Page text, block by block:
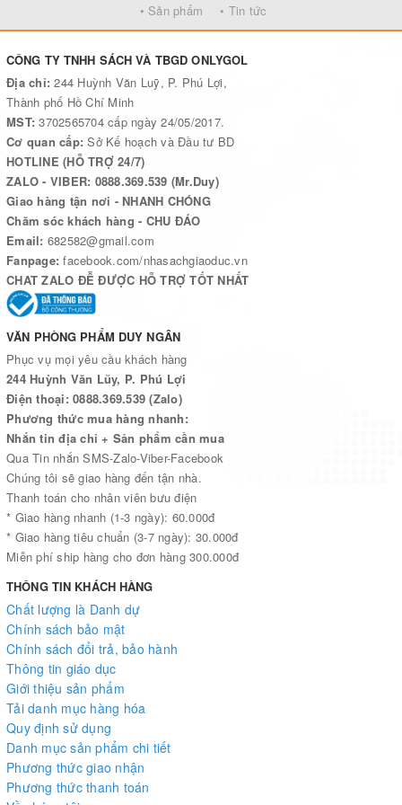
• Sản phẩm • Tin tức
CÔNG TY TNHH SÁCH VÀ TBGD ONLYGOL
Địa chỉ:244 Huỳnh Văn Luỹ, P. Phú Lợi,
Thành phố Hồ Chí Minh
MST:3702565704 cấp ngày 24/05/2017.
Cơ quan cấp:Sở Kế hoạch và Đầu tư BD
HOTLINE (HỖ TRỢ 24/7)
ZALO - VIBER: 0888.369.539 (Mr.Duy)
Giao hàng tận nơi - NHANH CHÓNG
Chăm sóc khách hàng - CHU ĐÁO
Email: 682582@gmail.com
Fanpage:facebook.com/nhasachgiaoduc.vn
CHAT ZALO ĐỄ ĐƯỢC HỖ TRỢ TỐT NHẤT
VĂN PHÒNG PHẨM DUY NGÂN
Phục vụ mọi yêu cầu khách hàng
244 Huỳnh Văn Lũy, P. Phú Lợi
Điện thoại: 0888.369.539 (Zalo)
Phương thức mua hàng nhanh:
Nhắn tin địa chỉ + Sản phẩm cần mua
Qua Tin nhắn SMS-Zalo-Viber-Facebook
Chúng tôi sẽ giao hàng đến tận nhà.
Thanh toán cho nhân viên bưu điện
* Giao hàng nhanh (1-3 ngày): 60.000đ
* Giao hàng tiêu chuẩn (3-7 ngày): 30.000đ
Miễn phí ship hàng cho đơn hàng 300.000đ
THÔNG TIN KHÁCH HÀNG
Chất lượng là Danh dự
Chính sách bảo mật
Chính sách đổi trả, bảo hành
Thông tin giáo dục
Giới thiệu sản phẩm
Tải danh mục hàng hóa
Quy định sử dụng
Danh mục sản phẩm chi tiết
Phương thức giao nhận
Phương thức thanh toán